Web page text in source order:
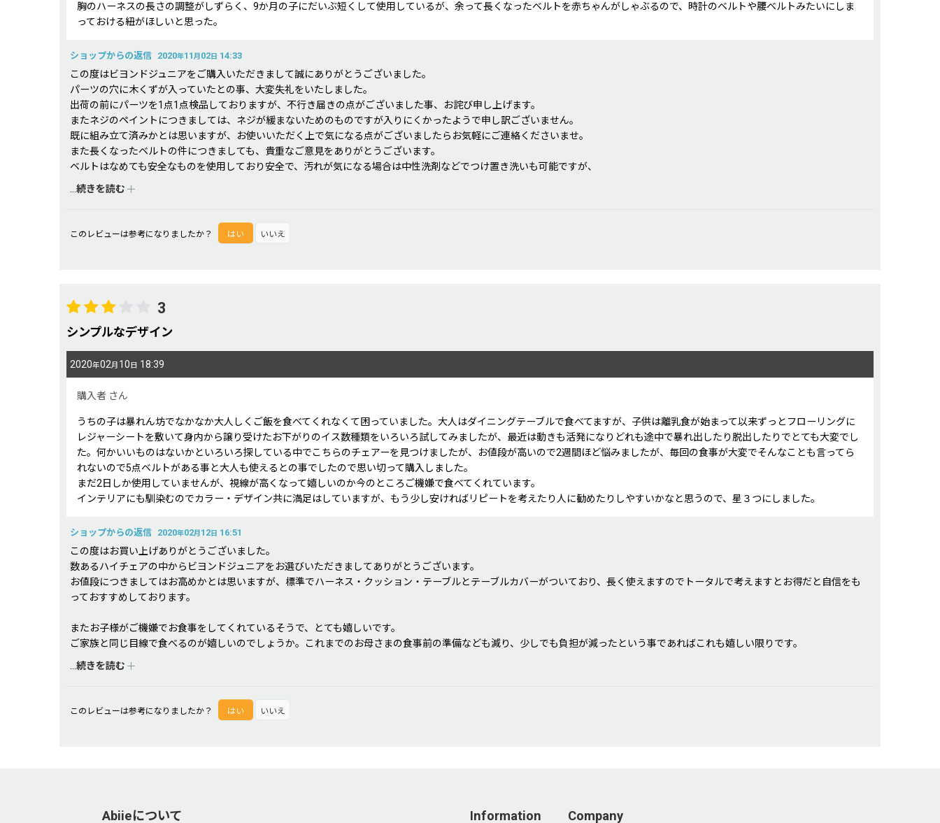
胸のハーネスの長さの調整がしずらく、9か月の子にだいぶ短くして使用しているが、余って長くなったベルトを赤ちゃんがしゃぶるので、時計のベルトや腰ベルトみたいにしま
っておける紐がほしいと思った。
ショップからの返信 2020年11 月 02 日 14:33
この度はビヨンドジュニアをご購入いただきまして誠にありがとうございました。
パーツの穴に木くずが入っていたとの事、大変失礼をいたしました。
出荷の前にパーツを1点1点検品しておりますが、不行き届きの点がございました事、お詫び申し上げます。
またネジのペイントにつきましては、ネジが緩まないためのものですが入りにくかったようで申し訳ございません。
既に組み立て済みかとは思いますが、お使いいただく上で気になる点がございましたらお気軽にご連絡くださいませ。
また長くなったベルトの件につきましても、貴重なご意見をありがとうございます。
ベルトはなめても安全なものを使用しており安全で、汚れが気になる場合は中性洗剤などでつけ置き洗いも可能ですが、
なめるとベタベタになったりして不都合な点もあると思います。今回いただきましたご意見は、今後の商品・サービス改善の参考にさせていただきます。
続きを読む
このレビューは参考になりましたか？ はい いいえ
3
シンプルなデザイン
2020年02月 10 日 18:39
購入者 さん
うちの子は暴れん坊でなかなか大人しくご飯を食べてくれなくて困っていました。大人はダイニングテーブルで食べてますが、子供は離乳食が始まって以来ずっとフローリングに
レジャーシートを敷いて身内から譲り受けたお下がりのイス数種類をいろいろ試してみましたが、最近は動きも活発になりどれも途中で暴れ出したり脱出したりでとても大変でし
た。何かいいものはないかといろいろ探している中でこちらのチェアーを見つけましたが、お値段が高いので2週間ほど悩みましたが、毎回の食事が大変でそんなことも言ってら
れないので5点ベルトがある事と大人も使えるとの事でしたので思い切って購入しました。
まだ2日しか使用していませんが、視線が高くなって嬉しいのか今のところご機嫌で食べてくれています。
インテリアにも馴染むのでカラー・デザイン共に満足はしていますが、もう少し安ければリピートを考えたり人に勧めたりしやすいかなと思うので、星３つにしました。
ショップからの返信 2020年02月 12 日 16:51
この度はお買い上げありがとうございました。
数あるハイチェアの中からビヨンドジュニアをお選びいただきましてありがとうございます。
お値段につきましてはお高めかとは思いますが、標準でハーネス・クッション・テーブルとテーブルカバーがついており、長く使えますのでトータルで考えますとお得だと自信をも
っておすすめしております。
またお子様がご機嫌でお食事をしてくれているそうで、とても嬉しいです。
ご家族と同じ目線で食べるのが嬉しいのでしょうか。これまでのお母さまの食事前の準備なども減り、少しでも負担が減ったという事であればこれも嬉しい限りです。
今後も気になる点がございましたらお気軽にお問い合わせくださいませ。
続きを読む
このレビューは参考になりましたか？ はい いいえ
Abiieについて Information Company